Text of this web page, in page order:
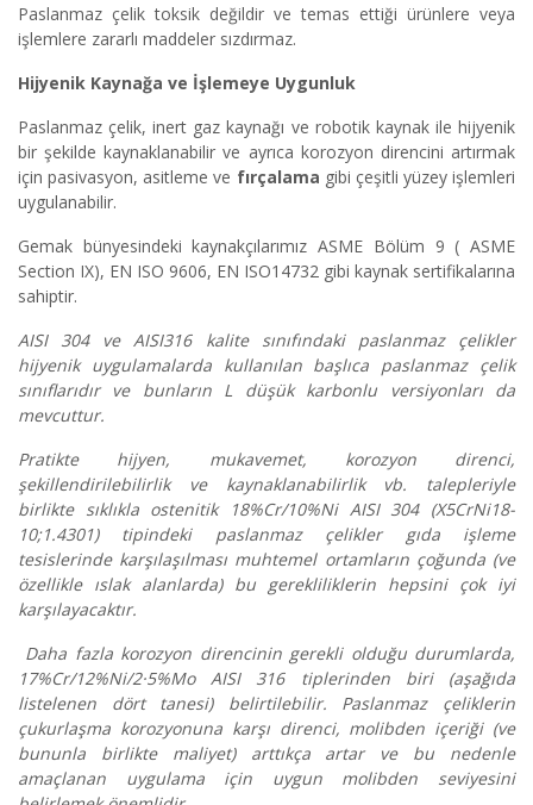
Paslanmaz çelik toksik değildir ve temas ettiği ürünlere veya
işlemlere zararlı maddeler sızdırmaz.
Hijyenik Kaynağa ve İşlemeye Uygunluk
Paslanmaz çelik, inert gaz kaynağı ve robotik kaynak ile hijyenik
bir şekilde kaynaklanabilir ve ayrıca korozyon direncini artırmak
için pasivasyon, asitleme ve fırçalama gibi çeşitli yüzey işlemleri
uygulanabilir.
Gemak bünyesindeki kaynakçılarımız ASME Bölüm 9 ( ASME
Section IX), EN ISO 9606, EN ISO14732 gibi kaynak sertifikalarına
sahiptir.
AISI 304 ve AISI316 kalite sınıfındaki paslanmaz çelikler
hijyenik uygulamalarda kullanılan başlıca paslanmaz çelik
sınıflarıdır ve bunların L düşük karbonlu versiyonları da
mevcuttur.
Pratikte hijyen, mukavemet, korozyon direnci,
şekillendirilebilirlik ve kaynaklanabilirlik vb. talepleriyle
birlikte sıklıkla ostenitik 18%Cr/10%Ni AISI 304 (X5CrNi18-
10;1.4301) tipindeki paslanmaz çelikler gıda işleme
tesislerinde karşılaşılması muhtemel ortamların çoğunda (ve
özellikle ıslak alanlarda) bu gerekliliklerin hepsini çok iyi
karşılayacaktır.
Daha fazla korozyon direncinin gerekli olduğu durumlarda,
17%Cr/12%Ni/2·5%Mo AISI 316 tiplerinden biri (aşağıda
listelenen dört tanesi) belirtilebilir. Paslanmaz çeliklerin
çukurlaşma korozyonuna karşı direnci, molibden içeriği (ve
bununla birlikte maliyet) arttıkça artar ve bu nedenle
amaçlanan uygulama için uygun molibden seviyesini